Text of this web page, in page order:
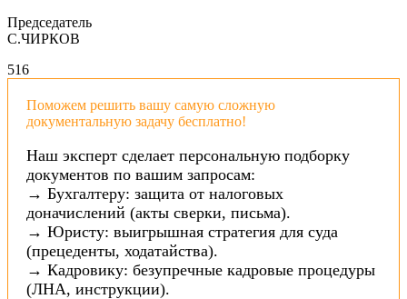
Председатель
С.ЧИРКОВ
516
Поможем решить вашу самую сложную
документальную задачу бесплатно!
Наш эксперт сделает персональную подборку
документов по вашим запросам:
→ Бухгалтеру: защита от налоговых
доначислений (акты сверки, письма).
→ Юристу: выигрышная стратегия для суда
(прецеденты, ходатайства).
→ Кадровику: безупречные кадровые процедуры
(ЛНА, инструкции).